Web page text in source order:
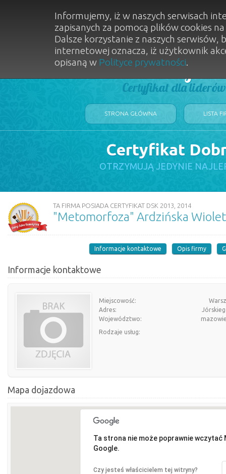
Dobry
Certyfikat dla
STRONA GŁÓWNA LISTA
Certyfikat
OTRZYMUJĄ JEDYNIE
TA FIRMA POSIADA CERTYFIKAT DSK 2013, 2014
"Metomorfoza" Ardzińska
Informacje kontaktowe Opis firmy
Informacje kontaktowe
Miejscowość:
Adres:
Województwo:
Rodzaje usług:
Mapa dojazdowa
Ta strona nie może poprawnie wczytać
Google.
Czy jesteś właścicielem tej witryny?
Informujemy, iż w naszych serwisach
zapisanych za pomocą plików cookies
Dalsze korzystanie z naszych
internetowej oznacza, iż użytkownik
opisaną w Polityce prywatności.